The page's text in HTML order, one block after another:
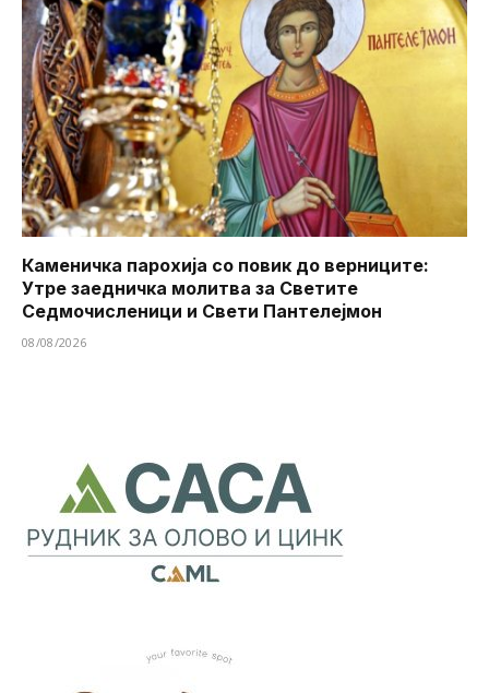
Каменичка парохија со повик до верниците:
Утре заедничка молитва за Светите
Седмочисленици и Свети Пантелејмон
08/08/2026